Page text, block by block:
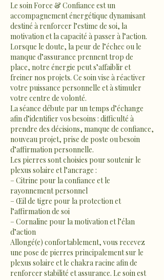
Le soin Force & Confiance est un
accompagnement énergétique dynamisant
destiné à renforcer l’estime de soi, la
motivation et la capacité à passer à l’action.
Lorsque le doute, la peur de l’échec ou le
manque d’assurance prennent trop de
place, notre énergie peut s’affaiblir et
freiner nos projets. Ce soin vise à réactiver
votre puissance personnelle et à stimuler
votre centre de volonté.
La séance débute par un temps d’échange
afin d’identifier vos besoins : difficulté à
prendre des décisions, manque de confiance,
nouveau projet, prise de poste ou besoin
d’affirmation personnelle.
Les pierres sont choisies pour soutenir le
plexus solaire et l’ancrage :
– Citrine pour la confiance et le
rayonnement personnel
– Œil de tigre pour la protection et
l’affirmation de soi
– Cornaline pour la motivation et l’élan
d’action
Allongé(e) confortablement, vous recevez
une pose de pierres principalement sur le
plexus solaire et le chakra racine afin de
renforcer stabilité et assurance. Le soin est